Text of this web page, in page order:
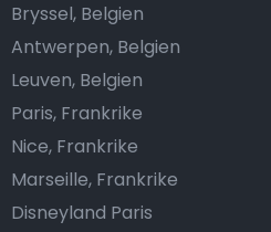
Bryssel, Belgien
Antwerpen, Belgien
Leuven, Belgien
Paris, Frankrike
Nice, Frankrike
Marseille, Frankrike
Disneyland Paris